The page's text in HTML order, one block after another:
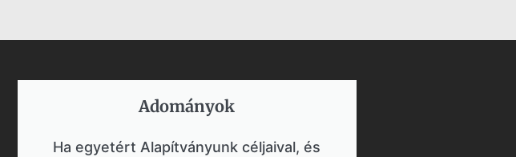
Adományok​
Ha egyetért Alapítványunk céljaival, és